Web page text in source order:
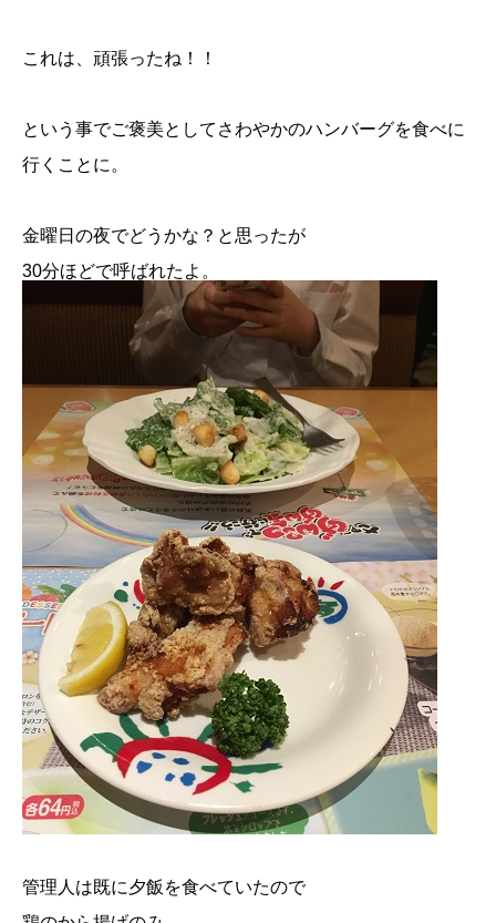
これは、頑張ったね！！
という事でご褒美としてさわやかのハンバーグを食べに
行くことに。
金曜日の夜でどうかな？と思ったが
30分ほどで呼ばれたよ。
管理人は既に夕飯を食べていたので